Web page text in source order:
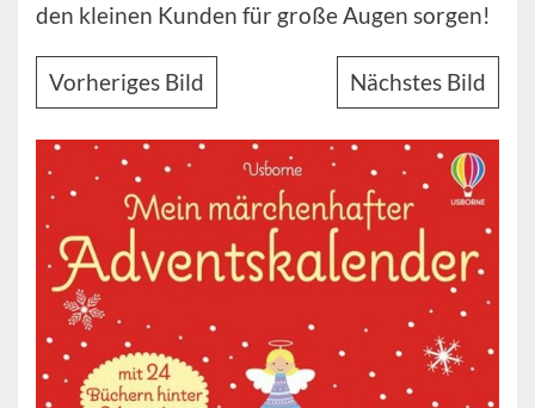
den kleinen Kunden für große Augen sorgen!
Vorheriges Bild Nächstes Bild